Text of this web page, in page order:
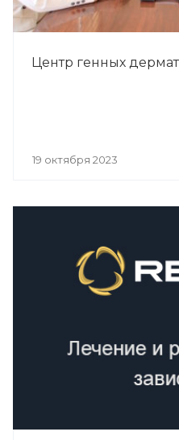
Центр генных
19 октября 2023